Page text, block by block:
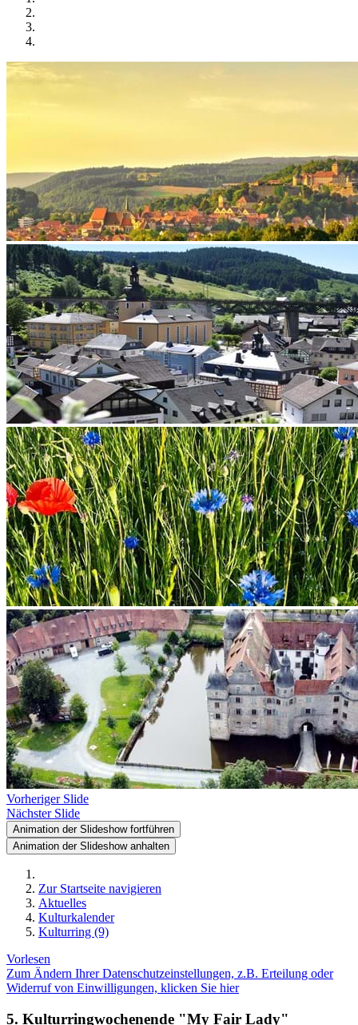
Vorheriger Slide
Nächster Slide
Animation der Slideshow fortführen
Animation der Slideshow anhalten
Zur Startseite navigieren
Aktuelles
Kulturkalender
Kulturring (9)
Vorlesen
Zum Ändern Ihrer Datenschutzeinstellungen, z.B. Erteilung oder
Widerruf von Einwilligungen, klicken Sie hier
5. Kulturringwochenende "My Fair Lady"